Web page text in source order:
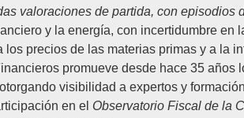
valoraciones de partida, con
y la energía, con incertidumbre
precios de las materias primas y a la
promueve desde hace 35 años
visibilidad a expertos y
en el Observatorio Fiscal de la